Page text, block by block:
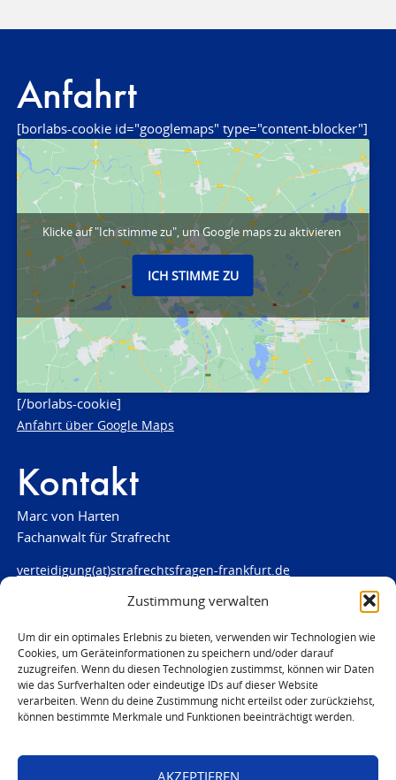
Zustimmung verwalten
Um dir ein optimales Erlebnis zu bieten, verwenden wir Technologien wie
Cookies, um Geräteinformationen zu speichern und/oder darauf
zuzugreifen. Wenn du diesen Technologien zustimmst, können wir Daten
wie das Surfverhalten oder eindeutige IDs auf dieser Website
verarbeiten. Wenn du deine Zustimmung nicht erteilst oder zurückziehst,
können bestimmte Merkmale und Funktionen beeinträchtigt werden.
AKZEPTIEREN
Anfahrt
[borlabs-cookie id="googlemaps" type="content-blocker"]
Klicke auf "Ich stimme zu", um Google maps zu aktivieren
ICH STIMME ZU
[/borlabs-cookie]
Anfahrt über Google Maps
Kontakt
Marc von Harten
Fachanwalt für Strafrecht
verteidigung(at)strafrechtsfragen-frankfurt.de
www.strafrechtsfragen-frankfurt.de
Louisenstraße 84
61348 Bad Homburg
Telefon:06172 - 66 28 00
Telefax: 06172 - 66 28 01
0171 - 691 67 67